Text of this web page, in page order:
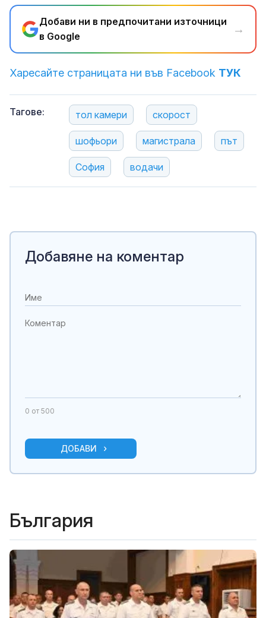
Добави ни в предпочитани източници
в Google
→
Харесайте страницата ни във Facebook ТУК
Тагове: тол камери скорост
шофьори магистрала път
София водачи
Добавяне на коментар
0 от 500
ДОБАВИ
България